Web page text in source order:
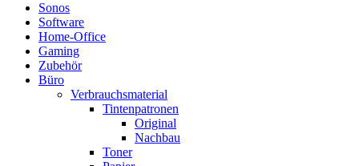
Sonos
Software
Home-Office
Gaming
Zubehör
Büro
Verbrauchsmaterial
Tintenpatronen
Original
Nachbau
Toner